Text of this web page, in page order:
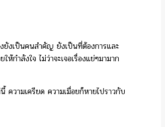
ยังเป็นคนสำคัญ ยังเป็นที่ต้องการและ
กำลังใจ ไม่ว่าจะเจอเรื่องแย่ๆมามาก
ความเครียด ความเมื่อยก็หายไปราวกับ